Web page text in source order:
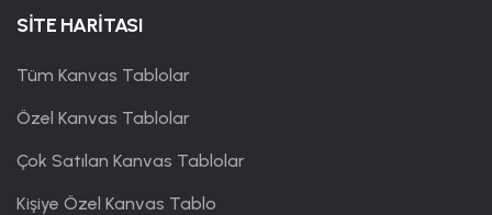
SİTE HARİTASI
Tüm Kanvas Tablolar
Özel Kanvas Tablolar
Çok Satılan Kanvas Tablolar
Kişiye Özel Kanvas Tablo